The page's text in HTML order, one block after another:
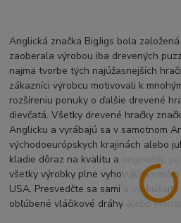
Anglická značka BigJigs bola
zaoberala výrobou iba drevených
najmä tvorbe tých najúžasnejších
zákazníci výrobcu motivovali k
rozšíreniu ponuky o ďalšie drevené
dievčatá. Všetky drevené hračky
Anglicku a vyrábajú sa v samotnom
východoeurópskych krajinách alebo
kladie dôraz na kvalitu a originalitu
všetky výrobky plne vyhovujú
USA. Presvedčte sa sami a
obľúbené vláčikové dráhy alebo